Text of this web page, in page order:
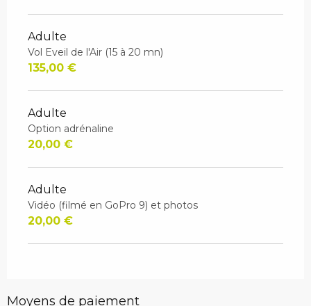
Adulte
Vol Eveil de l'Air (15 à 20 mn)
135,00 €
Adulte
Option adrénaline
20,00 €
Adulte
Vidéo (filmé en GoPro 9) et photos
20,00 €
Moyens de paiement